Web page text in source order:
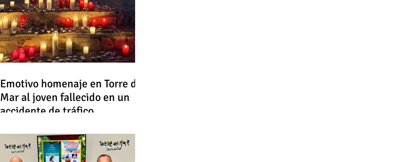
Emotivo homenaje en Torre del
Mar al joven fallecido en un
accidente de tráfico